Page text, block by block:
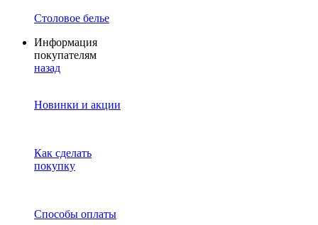
Столовое белье
Информация
покупателям
назад
Новинки и акции
Как сделать
покупку
Способы оплаты